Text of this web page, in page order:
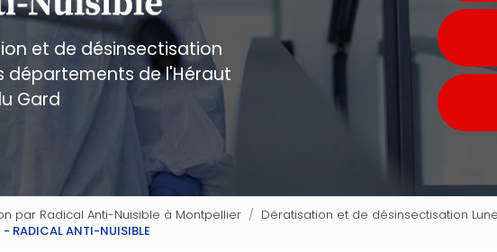
et de désinsectisation
départements de l'Héraut
Gard
par Radical Anti-Nuisible à Montpellier
Dératisation et de désinsectisation Lunel
ANTI-NUISIBLE